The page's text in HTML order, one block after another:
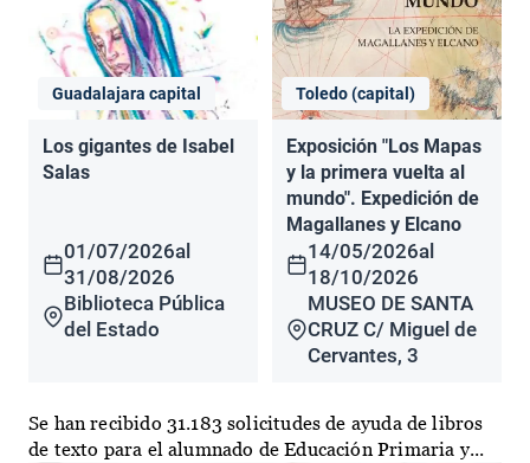
Guadalajara capital
Los gigantes de Isabel
Salas
01/07/2026al
31/08/2026
Biblioteca Pública
del Estado
Toledo (capital)
Exposición "Los Mapas
y la primera vuelta al
mundo". Expedición de
Magallanes y Elcano
14/05/2026al
18/10/2026
MUSEO DE SANTA
CRUZ C/ Miguel de
Cervantes, 3
Se han recibido 31.183 solicitudes de ayuda de libros
de texto para el alumnado de Educación Primaria y...